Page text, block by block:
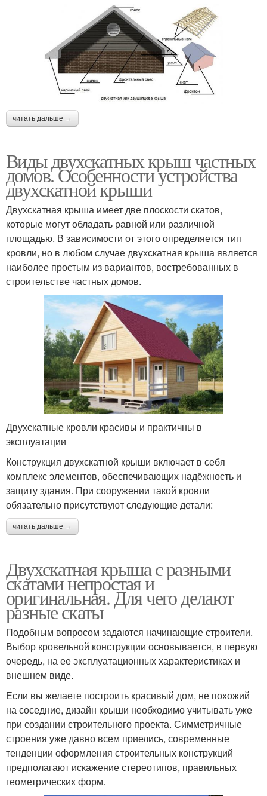
читать дальше →
Виды двухскатных крыш частных
домов. Особенности устройства
двухскатной крыши
Двухскатная крыша имеет две плоскости скатов,
которые могут обладать равной или различной
площадью. В зависимости от этого определяется тип
кровли, но в любом случае двухскатная крыша является
наиболее простым из вариантов, востребованных в
строительстве частных домов.
Двухскатные кровли красивы и практичны в
эксплуатации
Конструкция двухскатной крыши включает в себя
комплекс элементов, обеспечивающих надёжность и
защиту здания. При сооружении такой кровли
обязательно присутствуют следующие детали:
читать дальше →
Двухскатная крыша с разными
скатами непростая и
оригинальная. Для чего делают
разные скаты
Подобным вопросом задаются начинающие строители.
Выбор кровельной конструкции основывается, в первую
очередь, на ее эксплуатационных характеристиках и
внешнем виде.
Если вы желаете построить красивый дом, не похожий
на соседние, дизайн крыши необходимо учитывать уже
при создании строительного проекта. Симметричные
строения уже давно всем приелись, современные
тенденции оформления строительных конструкций
предполагают искажение стереотипов, правильных
геометрических форм.